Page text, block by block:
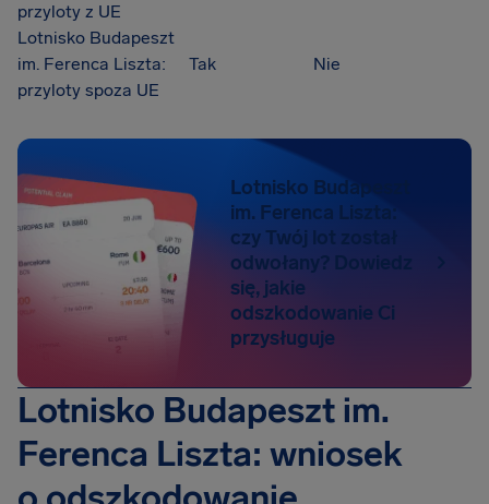
przyloty z UE
Lotnisko Budapeszt
im. Ferenca Liszta:
przyloty spoza UE
Tak Nie
Lotnisko Budapeszt
im. Ferenca Liszta:
czy Twój lot został
odwołany? Dowiedz
się, jakie
odszkodowanie Ci
przysługuje
Lotnisko Budapeszt im.
Ferenca Liszta: wniosek